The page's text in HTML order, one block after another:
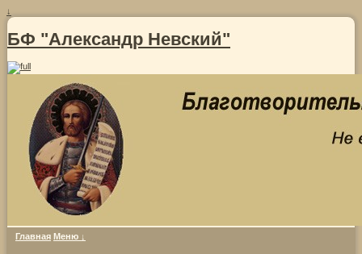
↓
БФ "Александр Невский"
Главная Меню ↓